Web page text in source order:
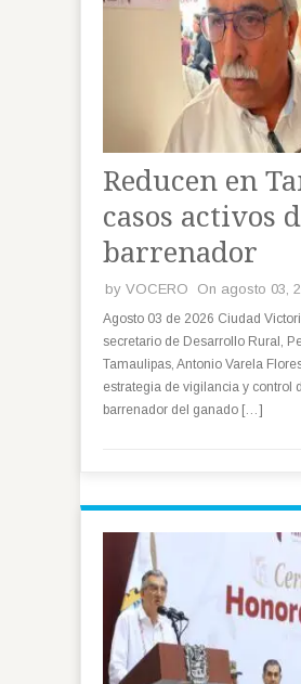
Reducen en
casos activos
barrenador
by VOCERO On agosto 03,
Agosto 03 de 2026 Ciudad
secretario de Desarrollo Rural,
Tamaulipas, Antonio Varela
estrategia de vigilancia y control
barrenador del ganado […]